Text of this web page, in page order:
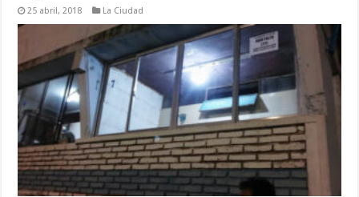
25 abril, 2018 La Ciudad